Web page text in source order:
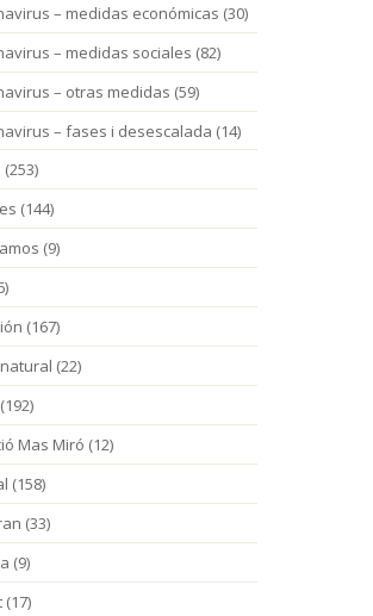
– medidas económicas (30)
– medidas sociales (82)
– otras medidas (59)
– fases i desescalada (14)
(253)
(144)
(9)
(167)
(22)
(192)
Mas Miró (12)
(158)
(33)
(9)
(17)